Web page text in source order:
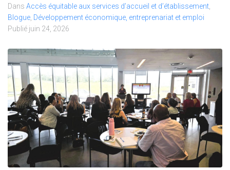
Dans Accès équitable aux services d’accueil et d’établissement
Blogue Développement économique, entreprenariat et emploi
Publié juin 24, 2026